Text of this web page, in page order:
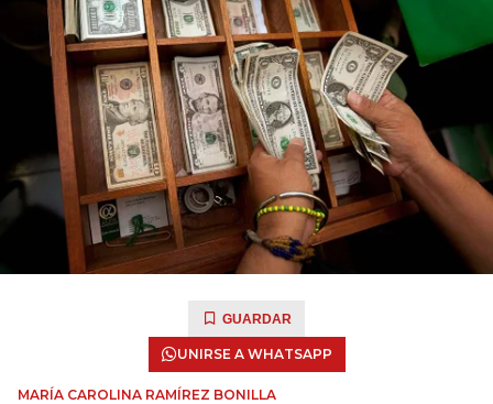
GUARDAR
UNIRSE A WHATSAPP
MARÍA CAROLINA RAMÍREZ BONILLA